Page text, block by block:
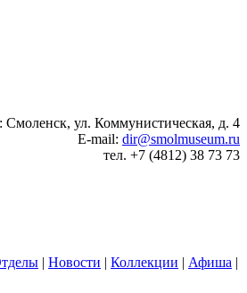
Смоленск, ул. Коммунистическая, д. 4
E-mail: dir@smolmuseum.ru
тел. +7 (4812) 38 73 73
| Новости | Коллекции | Афиша |